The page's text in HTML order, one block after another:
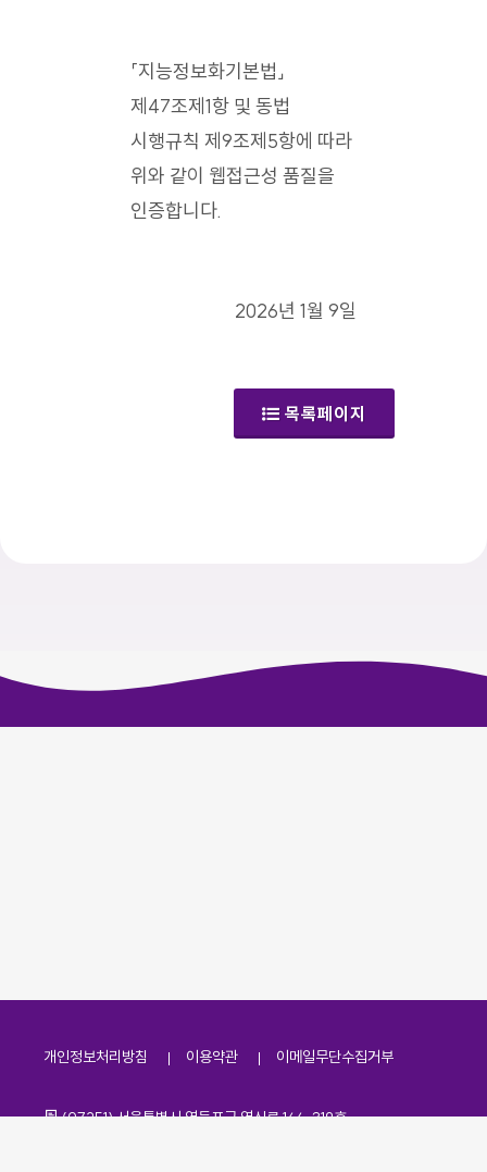
「지능정보화기본법」
제47조제1항 및 동법
시행규칙 제9조제5항에 따라
위와 같이 웹접근성 품질을
인증합니다.
2026년 1월 9일
목록페이지
개인정보처리방침 이용약관 이메일무단수집거부
주소
(07251) 서울특별시 영등포구 영신로 166, 319호